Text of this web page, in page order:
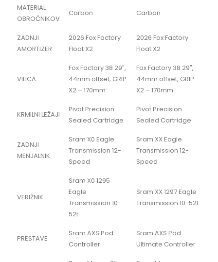
MATERIAL
OBROČNIKOV
Carbon Carbon
ZADNJI
AMORTIZER
2026 Fox Factory
Float X2
2026 Fox Factory
Float X2
VILICA
Fox Factory 38 29″,
44mm offset, GRIP
X2 – 170mm
Fox Factory 38 29″,
44mm offset, GRIP
X2 – 170mm
KRMILNI LEŽAJI
Pivot Precision
Sealed Cartridge
Pivot Precision
Sealed Cartridge
ZADNJI
MENJALNIK
Sram X0 Eagle
Transmission 12-
Speed
Sram XX Eagle
Transmission 12-
Speed
VERIŽNIK
Sram X0 1295
Eagle
Transmission 10-
52t
Sram XX 1297 Eagle
Transmission 10-52t
PRESTAVE
Sram AXS Pod
Controller
Sram AXS Pod
Ultimate Controller